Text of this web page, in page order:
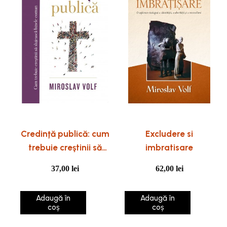
Credinţă publică: cum
trebuie creştinii să
comun
37,00 lei
Adaugă în
coș
Excludere si
imbratisare
62,00 lei
Adaugă în
coș